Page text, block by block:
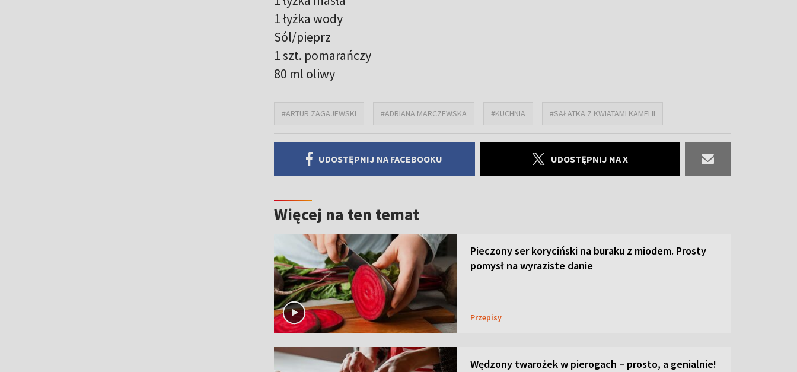
1 łyżka wody
Sól/pieprz
1 szt. pomarańczy
80 ml oliwy
#ARTUR ZAGAJEWSKI #ADRIANA MARCZEWSKA #KUCHNIA #SAŁATKA Z KWIATAMI KAMELII
UDOSTĘPNIJ NA FACEBOOKU UDOSTĘPNIJ NA X
Więcej na ten temat
Pieczony ser koryciński na buraku z miodem. Prosty
pomysł na wyraziste danie
Przepisy
Wędzony twarożek w pierogach – prosto, a genialnie!